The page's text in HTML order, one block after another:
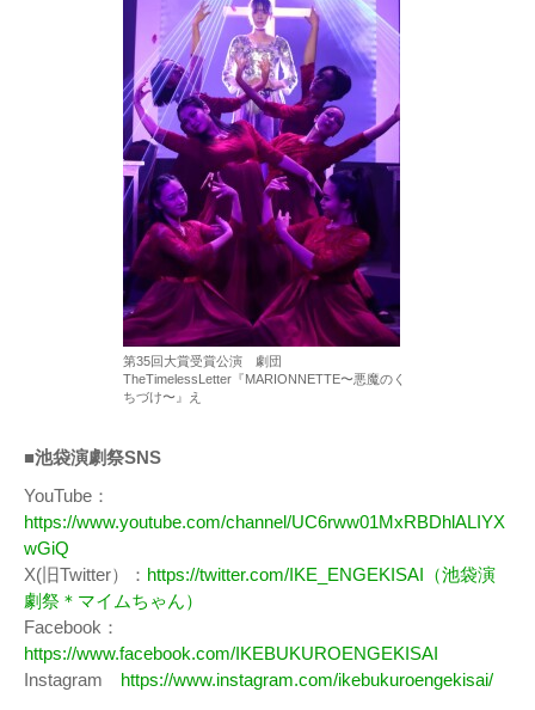
第35回大賞受賞公演 劇団
TheTimelessLetter『MARIONNETTE〜悪魔のく
ちづけ〜』え
■池袋演劇祭SNS
YouTube：
https://www.youtube.com/channel/UC6rww01MxRBDhlALIYX
wGiQ
X(旧Twitter）： https://twitter.com/IKE_ENGEKISAI（池袋演
劇祭＊マイムちゃん）
Facebook：
https://www.facebook.com/IKEBUKUROENGEKISAI
Instagram https://www.instagram.com/ikebukuroengekisai/